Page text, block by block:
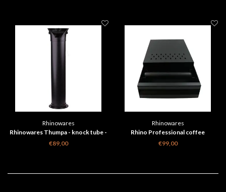
Rhinowares
Rhinowares Thumpa - knock tube -
black 860 mm
€89,00
Rhinowares
Rhino Professional coffee
uitkloplade Zwart
€99,00